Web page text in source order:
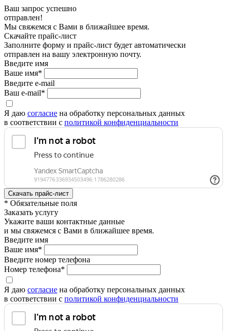
Ваш запрос успешно
отправлен!
Мы свяжемся с Вами в ближайшее время.
Скачайте прайс-лист
Заполните форму и прайс-лист будет автоматически
отправлен на вашу электронную почту.
Введите имя
Ваше имя*
Введите e-mail
Ваш e-mail*
Я даю согласие на обработку персональных данных
в соответствии с политикой конфиденциальности
* Обязательные поля
Заказать услугу
Укажите ваши контактные данные
и мы свяжемся с Вами в ближайшее время.
Введите имя
Ваше имя*
Введите номер телефона
Номер телефона*
Я даю согласие на обработку персональных данных
в соответствии с политикой конфиденциальности